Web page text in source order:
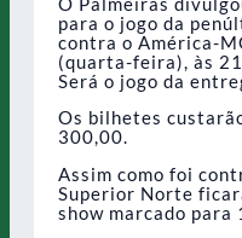
para o jogo da
contra o América-
(quarta-feira), às
Será o jogo da
Os bilhetes
300,00.
Assim como foi
Superior Norte
show marcado para